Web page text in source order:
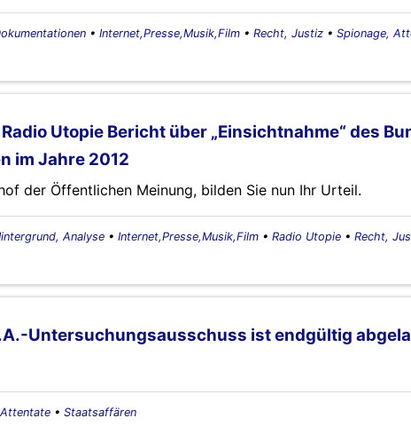
• Internet,Presse,Musik,Film • Recht, Justiz • Spionage,
Utopie Bericht über „Einsichtnahme“ des
im Jahre 2012
der Öffentlichen Meinung, bilden Sie nun Ihr Urteil.
Analyse • Internet,Presse,Musik,Film • Radio Utopie • Recht,
Untersuchungsausschuss ist endgültig
• Staatsaffären